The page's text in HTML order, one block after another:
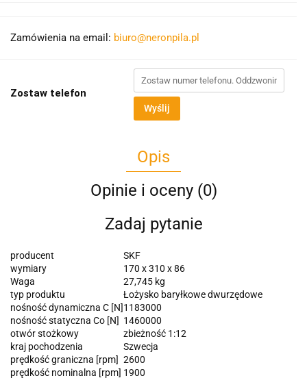
Zamówienia na email: biuro@neronpila.pl
Zostaw telefon
Wyślij
Opis
Opinie i oceny (0)
Zadaj pytanie
producent
SKF
wymiary
170 x 310 x 86
Waga
27,745 kg
typ produktu
Łożysko baryłkowe dwurzędowe
nośność dynamiczna C [N]1183000
nośność statyczna Co [N] 1460000
otwór stożkowy
zbieżność 1:12
kraj pochodzenia
Szwecja
prędkość graniczna [rpm] 2600
prędkość nominalna [rpm] 1900